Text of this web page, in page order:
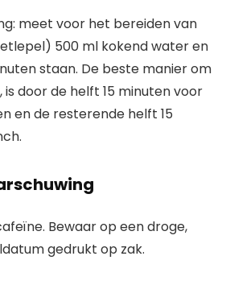
meet voor het bereiden van
500 ml kokend water en
staan. De beste manier om
door de helft 15 minuten voor
en de resterende helft 15
Bewaar op een droge,
gedrukt op zak.